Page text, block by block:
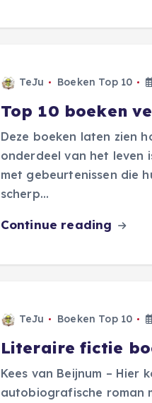
TeJu Boeken Top 10
Top 10 boeken
Deze boeken laten zien
onderdeel van het leven
met gebeurtenissen die
scherp…
Continue reading
TeJu Boeken Top 10
Literaire fictie
Kees van Beijnum – Hier
autobiografische roman